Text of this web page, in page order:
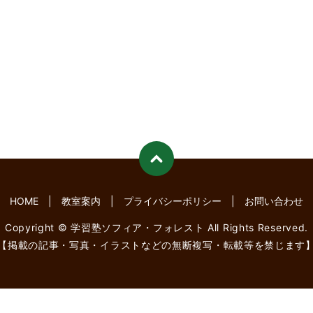
HOME 教室案内 プライバシーポリシー お問い合わせ
Copyright © 学習塾ソフィア・フォレスト All Rights Reserved.
掲載の記事・写真・イラストなどの無断複写・転載等を禁じます